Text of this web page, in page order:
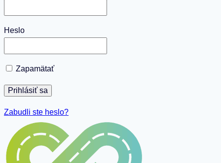
Heslo
Zapamätať
Zabudli ste heslo?